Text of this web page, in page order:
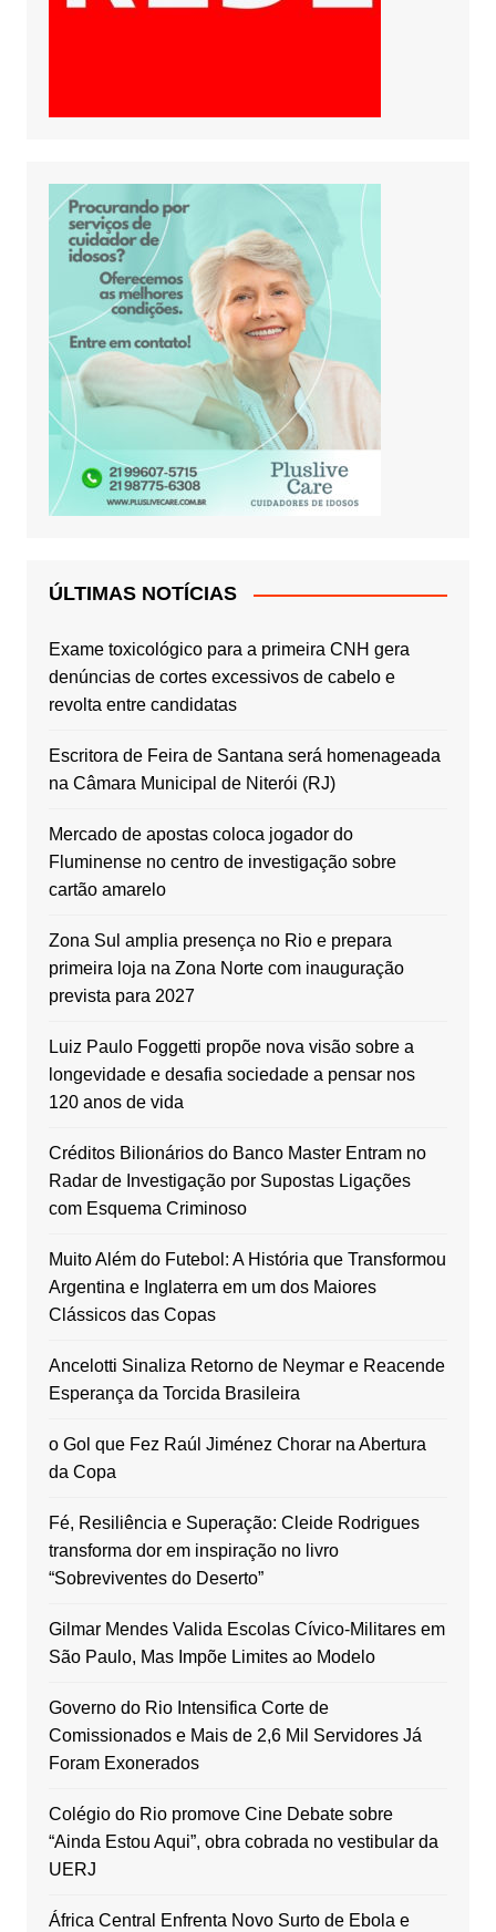
ÚLTIMAS NOTÍCIAS
Exame toxicológico para a primeira CNH gera
denúncias de cortes excessivos de cabelo e
revolta entre candidatas
Escritora de Feira de Santana será homenageada
na Câmara Municipal de Niterói (RJ)
Mercado de apostas coloca jogador do
Fluminense no centro de investigação sobre
cartão amarelo
Zona Sul amplia presença no Rio e prepara
primeira loja na Zona Norte com inauguração
prevista para 2027
Luiz Paulo Foggetti propõe nova visão sobre a
longevidade e desafia sociedade a pensar nos
120 anos de vida
Créditos Bilionários do Banco Master Entram no
Radar de Investigação por Supostas Ligações
com Esquema Criminoso
Muito Além do Futebol: A História que Transformou
Argentina e Inglaterra em um dos Maiores
Clássicos das Copas
Ancelotti Sinaliza Retorno de Neymar e Reacende
Esperança da Torcida Brasileira
o Gol que Fez Raúl Jiménez Chorar na Abertura
da Copa
Fé, Resiliência e Superação: Cleide Rodrigues
transforma dor em inspiração no livro
“Sobreviventes do Deserto”
Gilmar Mendes Valida Escolas Cívico-Militares em
São Paulo, Mas Impõe Limites ao Modelo
Governo do Rio Intensifica Corte de
Comissionados e Mais de 2,6 Mil Servidores Já
Foram Exonerados
Colégio do Rio promove Cine Debate sobre
“Ainda Estou Aqui”, obra cobrada no vestibular da
UERJ
África Central Enfrenta Novo Surto de Ebola e